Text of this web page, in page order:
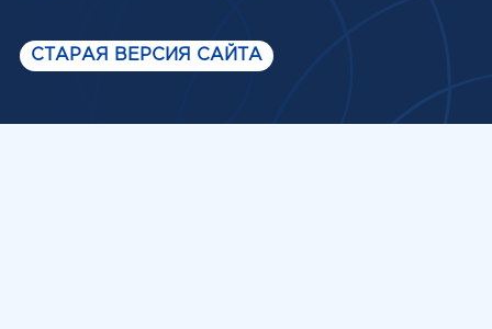
СТАРАЯ ВЕРСИЯ САЙТА